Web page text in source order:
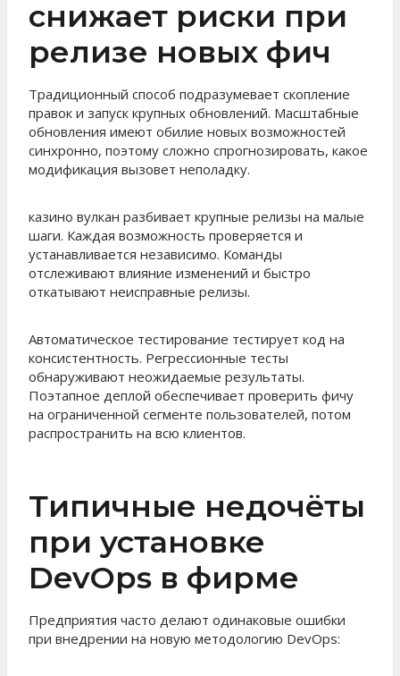
снижает риски при
релизе новых фич
Традиционный способ подразумевает скопление
правок и запуск крупных обновлений. Масштабные
обновления имеют обилие новых возможностей
синхронно, поэтому сложно спрогнозировать, какое
модификация вызовет неполадку.
казино вулкан разбивает крупные релизы на малые
шаги. Каждая возможность проверяется и
устанавливается независимо. Команды
отслеживают влияние изменений и быстро
откатывают неисправные релизы.
Автоматическое тестирование тестирует код на
консистентность. Регрессионные тесты
обнаруживают неожидаемые результаты.
Поэтапное деплой обеспечивает проверить фичу
на ограниченной сегменте пользователей, потом
распространить на всю клиентов.
Типичные недочёты
при установке
DevOps в фирме
Предприятия часто делают одинаковые ошибки
при внедрении на новую методологию DevOps: